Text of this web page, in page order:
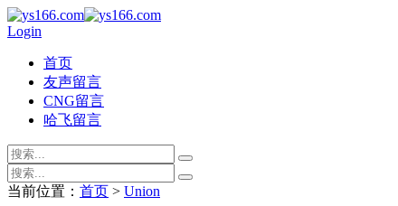
Login
首页
友声留言
CNG留言
哈飞留言
当前位置： 首页 > Union